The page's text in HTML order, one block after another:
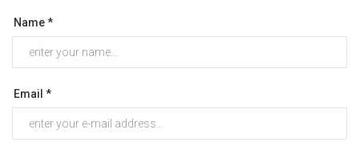
Name *
Email *